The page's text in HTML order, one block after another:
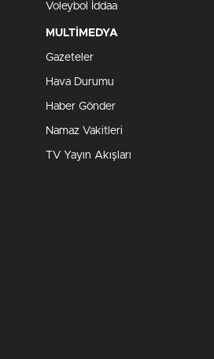
Voleybol İddaa
MULTİMEDYA
Gazeteler
Hava Durumu
Haber Gönder
Namaz Vakitleri
TV Yayın Akışları